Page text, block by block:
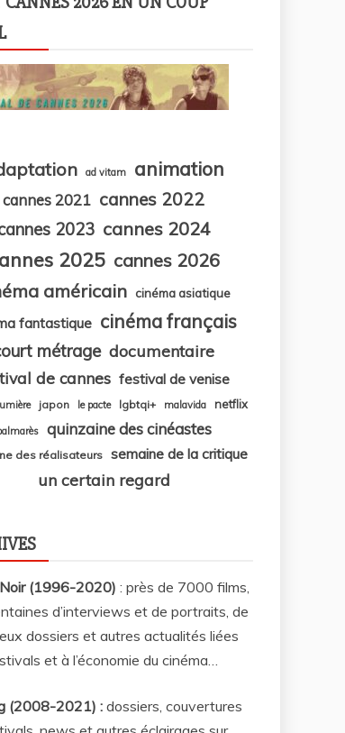
ad vitam animation
cannes 2021 cannes 2022
2023 cannes 2024
2025 cannes 2026
américain
cinéma asiatique
fantastique cinéma français
métrage documentaire
de cannes festival de venise
japon le pacte lgbtqi+ malavida netflix
quinzaine des cinéastes
des réalisateurs semaine de la critique
un certain regard
(1996-2020) : près de 7000 films,
d’interviews et de portraits, de
dossiers et autres actualités liées
et à l’économie du cinéma…
(2008-2021) :dossiers, couvertures